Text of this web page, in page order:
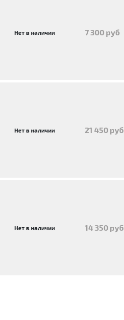
Нет в наличии 7 300 руб
Нет в наличии 21 450 руб
Нет в наличии 14 350 руб